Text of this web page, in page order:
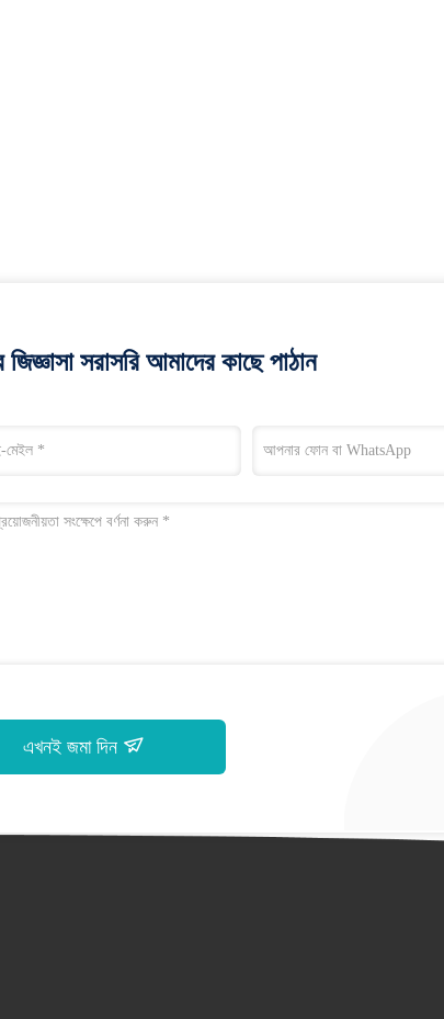
সরাসরি আমাদের কাছে পাঠান
এখনই জমা দিন